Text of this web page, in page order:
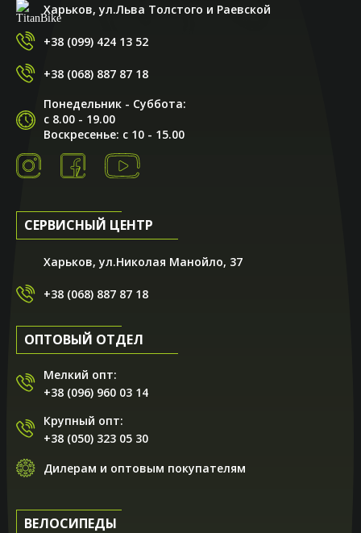
Харьков, ул.Льва Толстого и Раевской
+38 (099) 424 13 52
+38 (068) 887 87 18
Понедельник - Суббота:
с 8.00 - 19.00
Воскресенье: с 10 - 15.00
СЕРВИСНЫЙ ЦЕНТР
Харьков, ул.Николая Манойло, 37
+38 (068) 887 87 18
ОПТОВЫЙ ОТДЕЛ
Мелкий опт:
+38 (096) 960 03 14
Крупный опт:
+38 (050) 323 05 30
Дилерам и оптовым покупателям
ВЕЛОСИПЕДЫ